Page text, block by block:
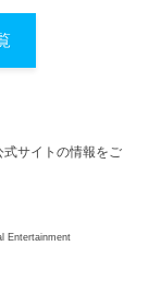
サイトの情報をご
Entertainment